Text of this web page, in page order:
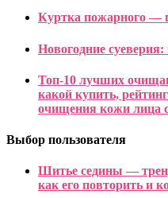
Куртка пожарного —
Новогодние
Топ-10 лучших
какой купить,
очищения кожи лица
Выбор пользователя
Шитье седины —
как его повторить и